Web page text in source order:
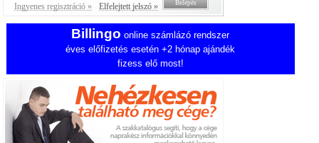
Ingyenes regisztráció » Elfelejtett jelszó »
Billingo online számlázó rendszer
éves előfizetés esetén +2 hónap ajándék
fizess elő most!